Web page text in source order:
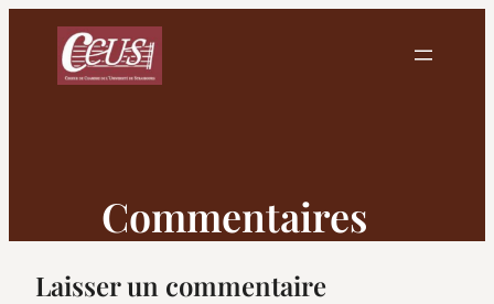
contenu
Commentaires
Laisser un commentaire